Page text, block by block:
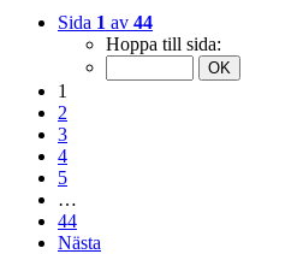
Sida 1 av 44
Hoppa till sida:
1
2
3
4
5
…
44
Nästa